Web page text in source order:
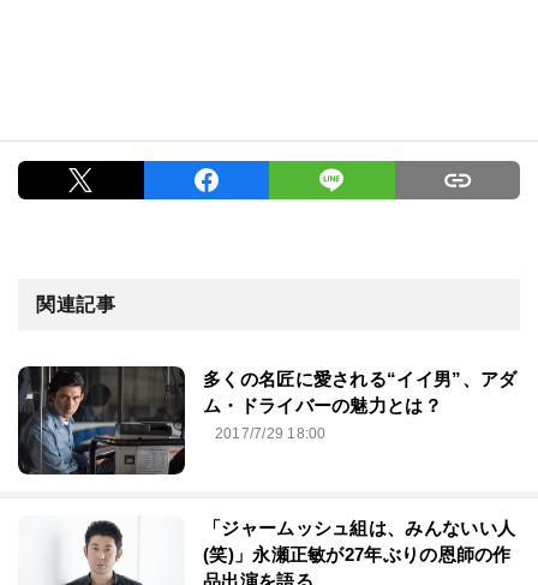
関連記事
多くの名匠に愛される“イイ男”、アダ
ム・ドライバーの魅力とは？
2017/7/29 18:00
「ジャームッシュ組は、みんないい人
(笑)」永瀬正敏が27年ぶりの恩師の作
品出演を語る